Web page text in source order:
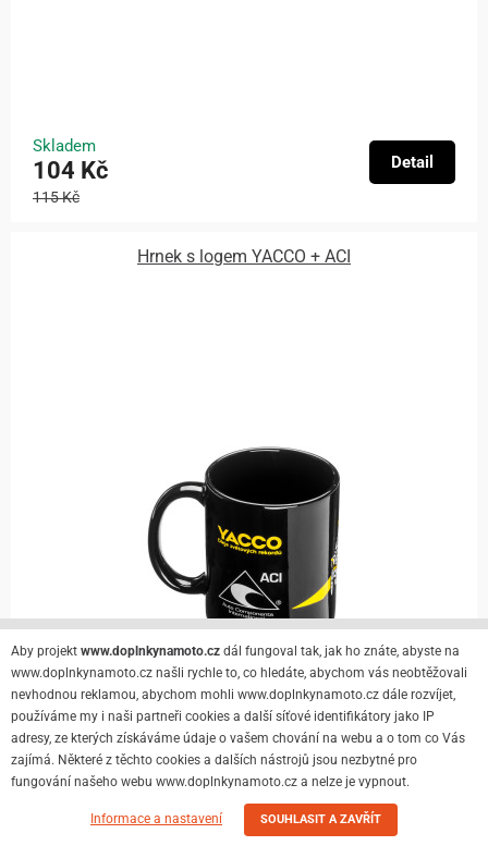
Skladem
104 Kč
115 Kč
Detail
Hrnek s logem YACCO + ACI
Skladem
104 Kč Detail
Aby projekt www.doplnkynamoto.cz dál fungoval tak, jak ho znáte, abyste na
www.doplnkynamoto.cz našli rychle to, co hledáte, abychom vás neobtěžovali
nevhodnou reklamou, abychom mohli www.doplnkynamoto.cz dále rozvíjet,
používáme my i naši partneři cookies a další síťové identifikátory jako IP
adresy, ze kterých získáváme údaje o vašem chování na webu a o tom co Vás
zajímá. Některé z těchto cookies a dalších nástrojů jsou nezbytné pro
fungování našeho webu www.doplnkynamoto.cz a nelze je vypnout.
Informace a nastavení SOUHLASIT A ZAVŘÍT